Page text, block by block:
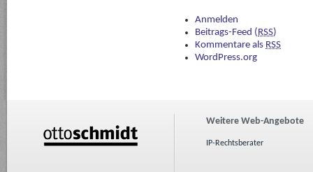
Anmelden
Beitrags-Feed (RSS)
Kommentare als RSS
WordPress.org
Weitere Web-Angebote
IP-Rechtsberater